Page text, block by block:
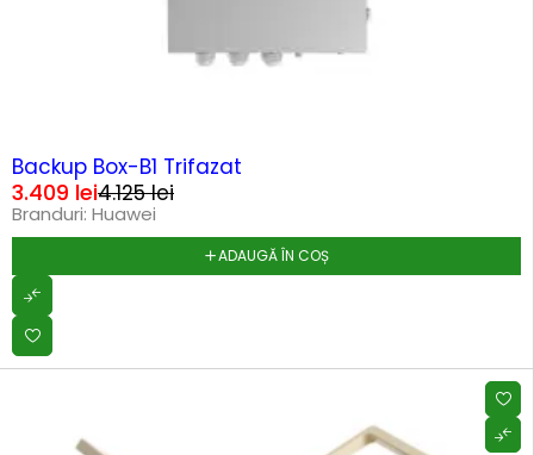
-17%
Backup Box-B1 Trifazat
4.125lei
3.409 lei
Branduri: Huawei
ADAUGĂ ÎN COȘ